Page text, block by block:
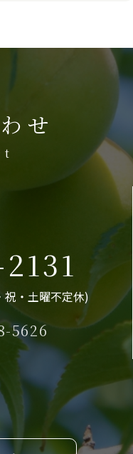
せ
・土曜不定休)
5626